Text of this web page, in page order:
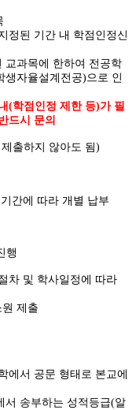
정된 기간 내 학점인정신
교과목에 한하여 전공학
생자율설계전공)으로 인
(학점인정 제한 등)가 필
드시 문의
하지 않아도 됨)
간에 따라 개별 납부
행
차 및 학사일정에 따라
제출
에서 공문 형태로 본교에
서 송부하는 성적등급(알